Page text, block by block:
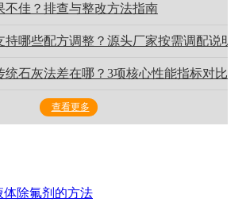
不佳？排查与整改方法指南
持哪些配方调整？源头厂家按需调配说明
统石灰法差在哪？3项核心性能指标对比一
查看更多
体除氟剂的方法